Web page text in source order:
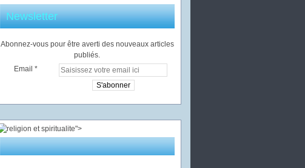
Newsletter
Abonnez-vous pour être averti des nouveaux articles
publiés.
Email
">